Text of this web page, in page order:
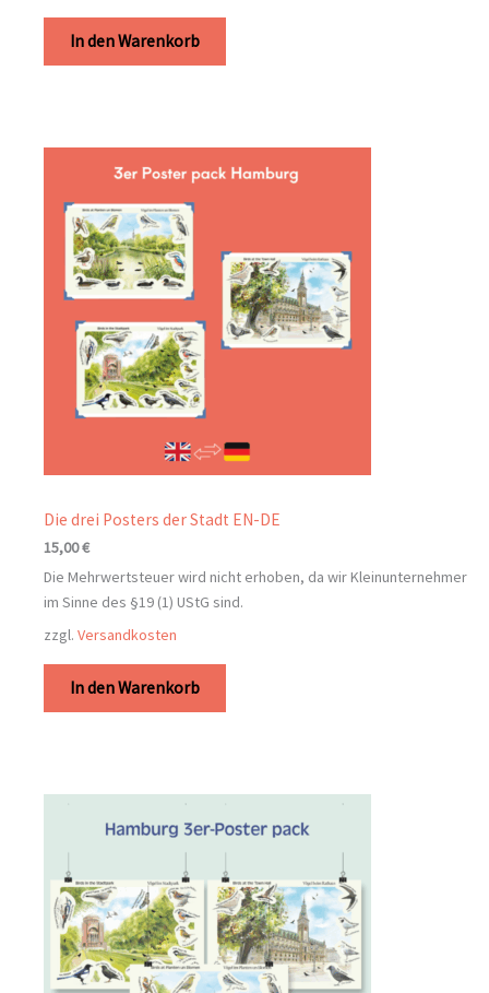
In den Warenkorb
Die drei Posters der Stadt EN-DE
15,00€
Die Mehrwertsteuer wird nicht erhoben, da wir Kleinunternehmer
im Sinne des §19 (1) UStG sind.
zzgl. Versandkosten
In den Warenkorb